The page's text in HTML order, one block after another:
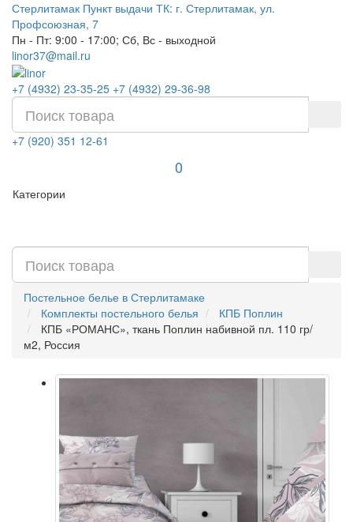
Стерлитамак Пункт выдачи ТК: г. Стерлитамак, ул.
Профсоюзная, 7
Пн - Пт: 9:00 - 17:00; Сб, Вс - выходной
linor37@mail.ru
+7 (4932) 23-35-25 +7 (4932) 29-36-98
+7 (920) 351 12-61
0
Категории
Постельное белье в Стерлитамаке
Комплекты постельного белья
КПБ Поплин
КПБ «РОМАНС», ткань Поплин набивной пл. 110 гр/
м2, Россия